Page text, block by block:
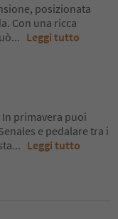
posizionata
Con una ricca
... Leggi tutto
primavera puoi
e pedalare tra i
... Leggi tutto